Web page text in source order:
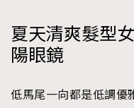
夏天清爽髮型
陽眼鏡
低馬尾一向都是低調優